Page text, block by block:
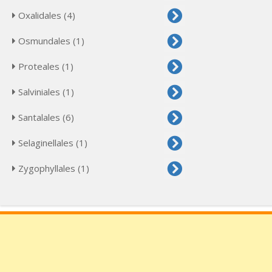
Oxalidales (4)
Osmundales (1)
Proteales (1)
Salviniales (1)
Santalales (6)
Selaginellales (1)
Zygophyllales (1)